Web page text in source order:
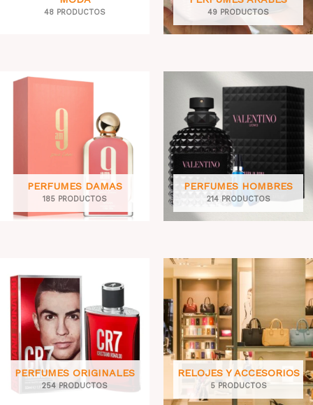
48 PRODUCTOS 49 PRODUCTOS
PERFUMES DAMAS
185 PRODUCTOS
PERFUMES HOMBRES
214 PRODUCTOS
PERFUMES ORIGINALES
254 PRODUCTOS
RELOJES Y ACCESORIOS
5 PRODUCTOS